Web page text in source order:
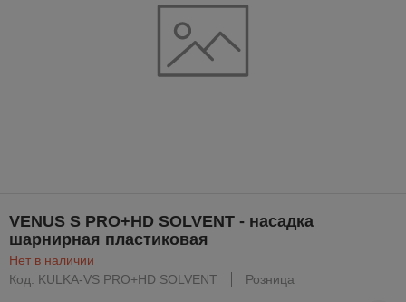
VENUS S PRO+HD SOLVENT - насадка
шарнирная пластиковая
Нет в наличии
Код: KULKA-VS PRO+HD SOLVENT
Розница